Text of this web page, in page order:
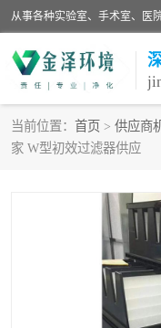
当前位置： 首页 > 供应商
家 W型初效过滤器供应
耗材
医药车间净化